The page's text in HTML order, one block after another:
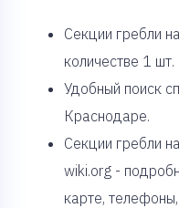
Cекции гребли
количестве 1 шт.
Удобный поиск
Краснодаре.
Секции гребли
wiki.org -
карте,